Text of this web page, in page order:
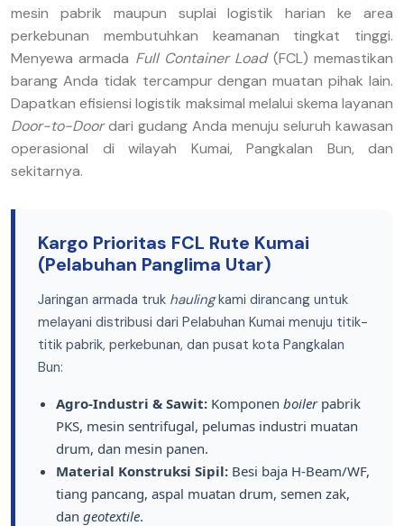
mesin pabrik maupun suplai logistik harian ke area
perkebunan membutuhkan keamanan tingkat tinggi.
Menyewa armada Full Container Load(FCL) memastikan
barang Anda tidak tercampur dengan muatan pihak lain.
Dapatkan efisiensi logistik maksimal melalui skema layanan
Door-to-Doordari gudang Anda menuju seluruh kawasan
operasional di wilayah Kumai, Pangkalan Bun, dan
sekitarnya.
Kargo Prioritas FCL Rute Kumai
(Pelabuhan Panglima Utar)
Jaringan armada truk haulingkami dirancang untuk
melayani distribusi dari Pelabuhan Kumai menuju titik-
titik pabrik, perkebunan, dan pusat kota Pangkalan
Bun:
Agro-Industri & Sawit: Komponen boilerpabrik
PKS, mesin sentrifugal, pelumas industri muatan
drum, dan mesin panen.
Material Konstruksi Sipil: Besi baja H-Beam/WF,
tiang pancang, aspal muatan drum, semen zak,
dan geotextile.